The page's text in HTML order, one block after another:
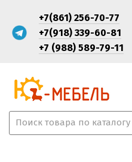
+7(861) 256-70-77
+7(918) 339-60-81
+7 (988) 589-79-11